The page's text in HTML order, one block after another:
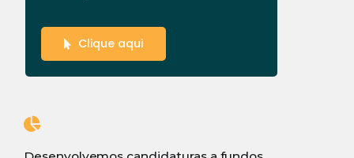
Clique aqui